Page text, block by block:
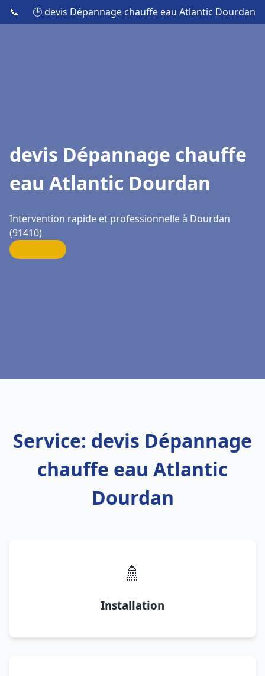
📞 🕒 devis Dépannage chauffe eau Atlantic Dourdan
devis Dépannage chauffe
eau Atlantic Dourdan
Intervention rapide et professionnelle à Dourdan
(91410)
Service: devis Dépannage
chauffe eau Atlantic
Dourdan
🚿
Installation